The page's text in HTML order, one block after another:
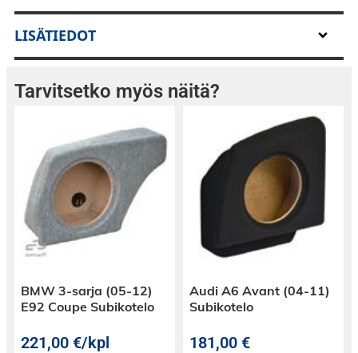
LISÄTIEDOT
Tarvitsetko myös näitä?
BMW 3-sarja (05-12)
E92 Coupe Subikotelo
221,00€/kpl
Audi A6 Avant (04-11)
Subikotelo
181,00€